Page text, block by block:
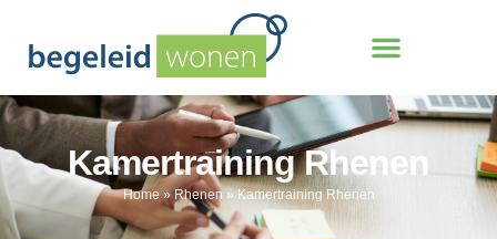
Kamertraining Rhenen
Home» Rhenen »Kamertraining Rhenen